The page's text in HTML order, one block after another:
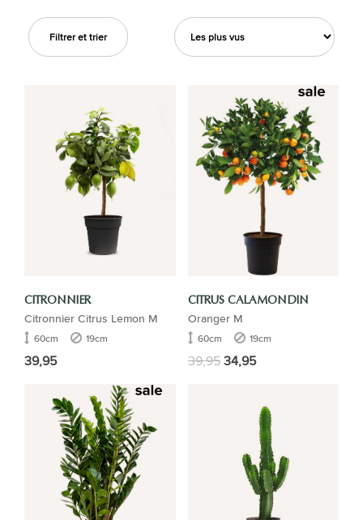
Filtrer et trier
CITRONNIER
Citronnier Citrus Lemon M
60cm 19cm
39,95
CITRUS CALAMONDIN
Oranger M
60cm 19cm
39,9534,95